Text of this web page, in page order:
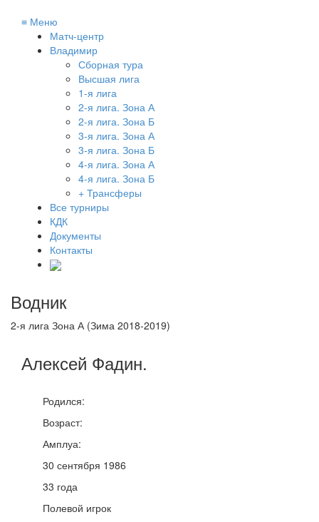
≡ Меню
Матч-центр
Владимир
Сборная тура
Высшая лига
1-я лига
2-я лига. Зона А
2-я лига. Зона Б
3-я лига. Зона А
3-я лига. Зона Б
4-я лига. Зона А
4-я лига. Зона Б
+ Трансферы
Все турниры
КДК
Документы
Контакты
Водник
2-я лига Зона А (Зима 2018-2019)
Алексей Фадин.
Родился:
Возраст:
Амплуа:
30 сентября 1986
33 года
Полевой игрок